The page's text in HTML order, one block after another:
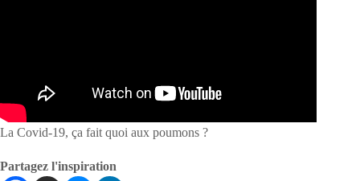
La Covid-19, ça fait quoi aux poumons ?
Partagez l'inspiration